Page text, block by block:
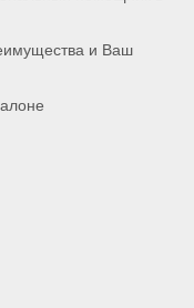
и Ваш